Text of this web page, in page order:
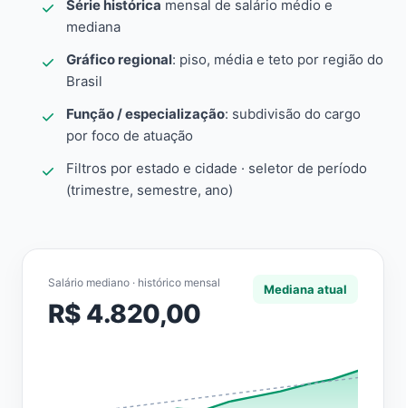
Série histórica mensal de salário médio e
mediana
Gráfico regional: piso, média e teto por região do
Brasil
Função / especialização: subdivisão do cargo
por foco de atuação
Filtros por estado e cidade · seletor de período
(trimestre, semestre, ano)
Salário mediano · histórico mensal
R$ 4.820,00
Mediana atual